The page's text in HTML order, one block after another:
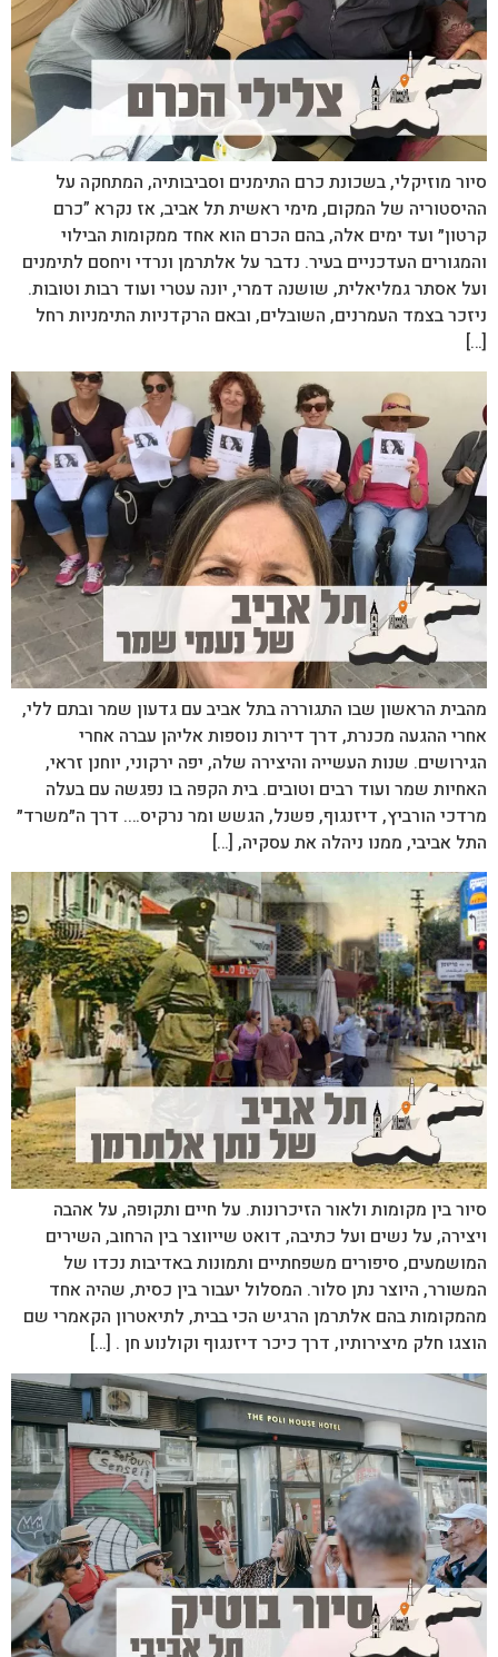
סיור מוזיקלי, בשכונת כרם התימנים וסביבותיה, המתחקה על
ההיסטוריה של המקום, מימי ראשית תל אביב, אז נקרא ”כרם
קרטון״ ועד ימים אלה, בהם הכרם הוא אחד ממקומות הבילוי
והמגורים העדכניים בעיר. נדבר על אלתרמן ונרדי ויחסם לתימנים
ועל אסתר גמליאלית, שושנה דמרי, יונה עטרי ועוד רבות וטובות.
ניזכר בצמד העמרנים, השובלים, ובאם הרקדניות התימניות רחל
[…]
מהבית הראשון שבו התגוררה בתל אביב עם גדעון שמר ובתם ללי,
אחרי ההגעה מכנרת, דרך דירות נוספות אליהן עברה אחרי
הגירושים. שנות העשייה והיצירה שלה, יפה ירקוני, יוחנן זראי,
האחיות שמר ועוד רבים וטובים. בית הקפה בו נפגשה עם בעלה
מרדכי הורביץ, דיזנגוף, פשנל, הגשש ומר נרקיס…. דרך ה״משרד״
התל אביבי, ממנו ניהלה את עסקיה, […]
סיור בין מקומות ולאור הזיכרונות. על חיים ותקופה, על אהבה
ויצירה, על נשים ועל כתיבה, דואט שייווצר בין הרחוב, השירים
המושמעים, סיפורים משפחתיים ותמונות באדיבות נכדו של
המשורר, היוצר נתן סלור. המסלול יעבור בין כסית, שהיה אחד
מהמקומות בהם אלתרמן הרגיש הכי בבית, לתיאטרון הקאמרי שם
הוצגו חלק מיצירותיו, דרך כיכר דיזנגוף וקולנוע חן . […]